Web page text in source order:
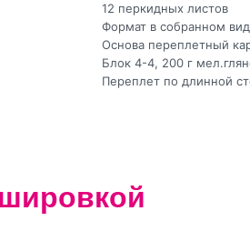
12 перкидных листов
Формат в собранном
Основа переплетный
Блок 4-4, 200 г
Переплет по длинной